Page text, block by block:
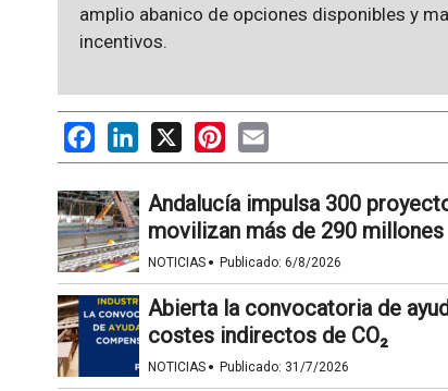
amplio abanico de opciones disponibles y
incentivos.
FacebookLinkedIn
X PinterestEmail
Andalucía impulsa 300
movilizan más de 290 millones
NOTICIAS · Publicado: 6/8/2026
Abierta la convocatoria de
costes indirectos de CO₂
NOTICIAS · Publicado: 31/7/2026